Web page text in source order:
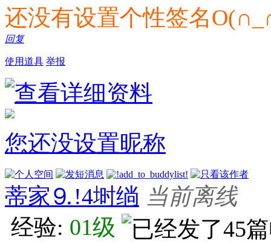
还没有设置个性签名
回复
使用道具 举报
您还没设置昵称
蒂家⒐!4埘绱 当前离线
经验: 01级